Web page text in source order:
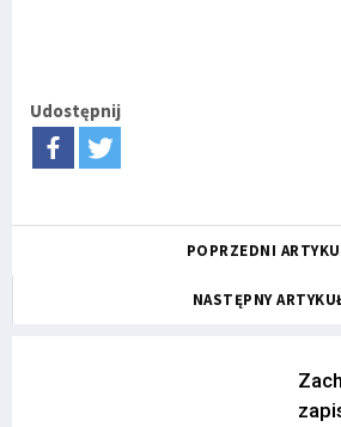
Udostępnij
POPRZEDNI
NASTĘPNY